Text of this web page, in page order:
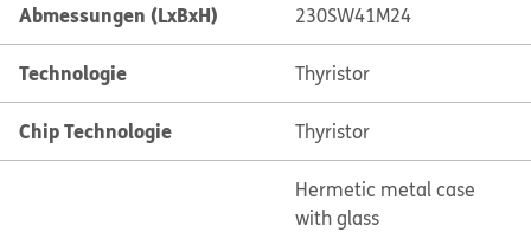
Abmessungen (LxBxH) 230SW41M24
Technologie Thyristor
Chip Technologie Thyristor
Hermetic metal case
with glass